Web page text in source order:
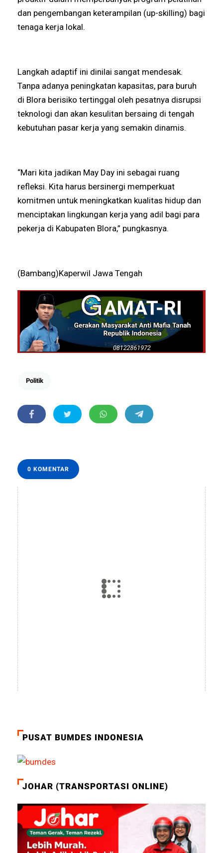
dan pengembangan keterampilan (up-skilling) bagi
tenaga kerja lokal.
Langkah adaptif ini dinilai sangat mendesak.
Tanpa adanya peningkatan kapasitas, para buruh
di Blora berisiko tertinggal oleh pesatnya disrupsi
teknologi dan akan kesulitan bersaing di tengah
kebutuhan pasar kerja yang semakin dinamis.
“Mari kita jadikan May Day ini sebagai ruang
refleksi. Kita harus bersinergi memperkuat
komitmen untuk meningkatkan kualitas hidup dan
menciptakan lingkungan kerja yang adil bagi para
pekerja di Kabupaten Blora,” pungkasnya.
(Bambang)Kaperwil Jawa Tengah
Politik
0 KOMENTAR
PUSAT BUMDES INDONESIA
JOHAR (TRANSPORTASI ONLINE)